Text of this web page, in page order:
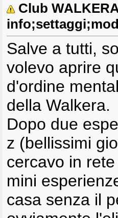
Club
Salve a tutti,
volevo aprire
d'ordine
della Walkera.
Dopo due
z (bellissimi
cercavo in
mini
casa senza il